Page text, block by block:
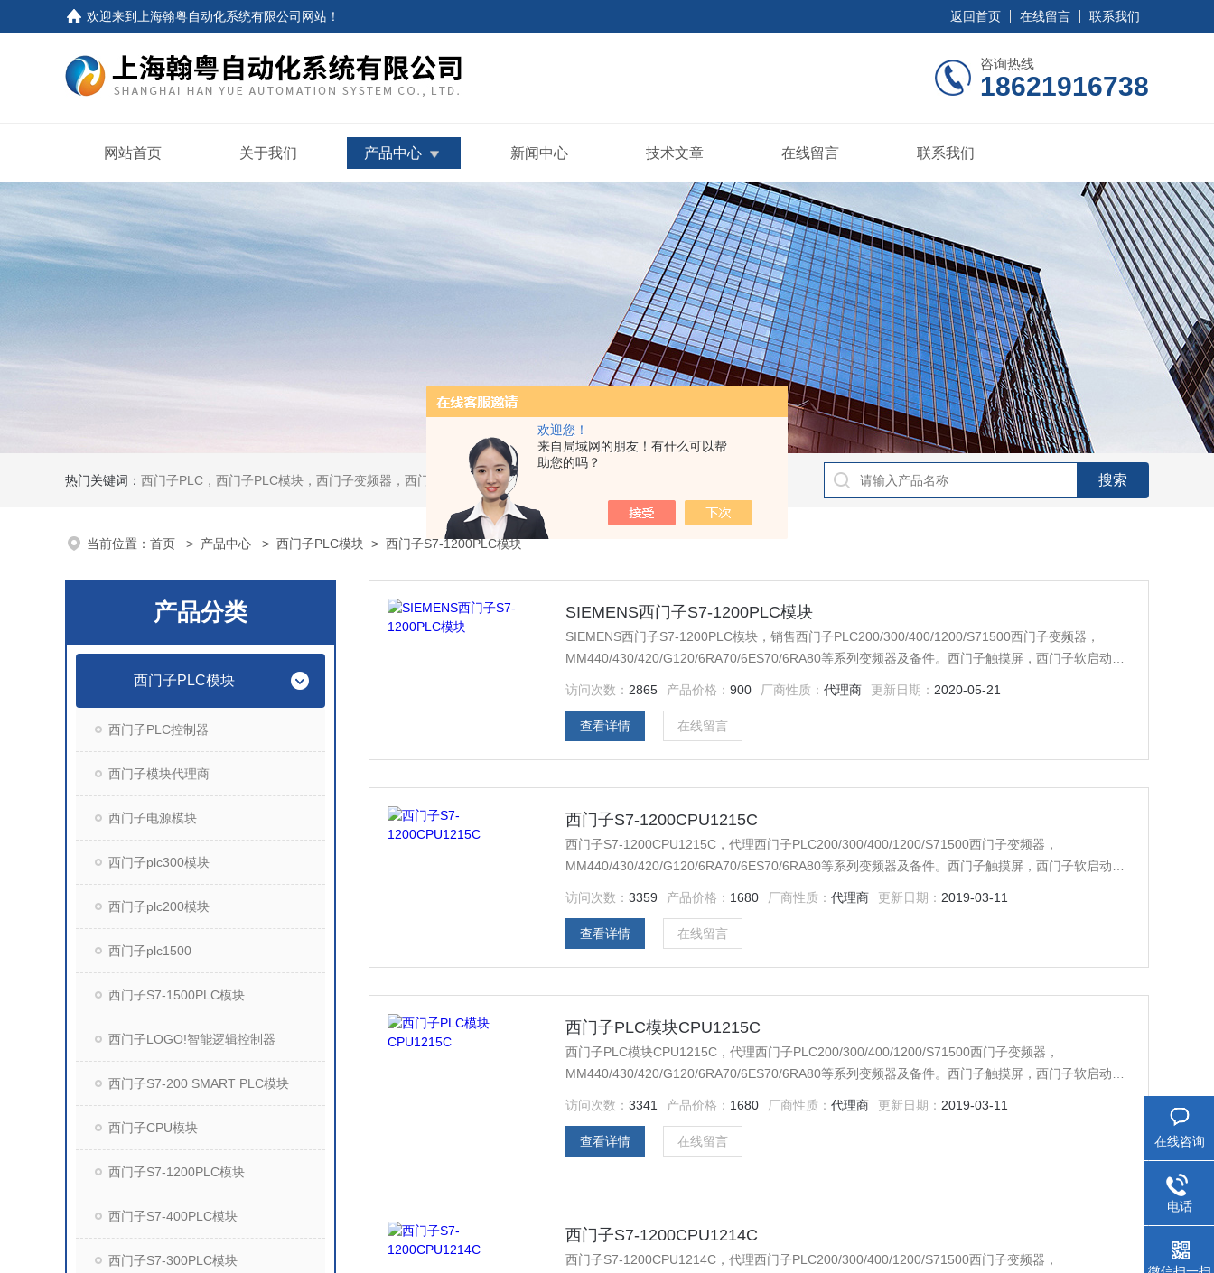
欢迎您！
来自局域网的朋友！有什么可以帮
助您的吗？
欢迎来到 上海翰粤自动化系统有限公司网站 ！ 返回首页 在线留言 联系我们
咨询热线
18621916738
网站首页 关于我们 产品中心 新闻中心 技术文章 在线留言 联系我们
热门关键词： 西门子PLC，西门子PLC模块，西门子变频器，西门子触摸屏，西门子软启动器，西门子DP总线电缆，西门子DP总线接头，西门子CP通讯网卡，西门子数控系统及停产备件
当前位置： 首页 > 产品中心 > 西门子PLC模块 > 西门子S7-1200PLC模块
产品分类
西门子PLC模块
西门子PLC控制器
西门子模块代理商
西门子电源模块
西门子plc300模块
西门子plc200模块
西门子plc1500
西门子S7-1500PLC模块
西门子LOGO!智能逻辑控制器
西门子S7-200 SMART PLC模块
西门子CPU模块
西门子S7-1200PLC模块
西门子S7-400PLC模块
西门子S7-300PLC模块
SIEMENS西门子S7-1200PLC模块
SIEMENS西门子S7-1200PLC模块，销售西门子PLC200/300/400/1200/S71500西门子变频器，
MM440/430/420/G120/6RA70/6ES70/6RA80等系列变频器及备件。西门子触摸屏，西门子软启动
访问次数： 2865 产品价格：900 厂商性质：代理商 更新日期： 2020-05-21
查看详情 在线留言
西门子S7-1200CPU1215C
西门子S7-1200CPU1215C，代理西门子PLC200/300/400/1200/S71500西门子变频器，
MM440/430/420/G120/6RA70/6ES70/6RA80等系列变频器及备件。西门子触摸屏，西门子软启动
访问次数：3359 产品价格： 1680 厂商性质：代理商 更新日期： 2019-03-11
查看详情 在线留言
西门子PLC模块CPU1215C
西门子PLC模块CPU1215C，代理西门子PLC200/300/400/1200/S71500西门子变频器，
MM440/430/420/G120/6RA70/6ES70/6RA80等系列变频器及备件。西门子触摸屏，西门子软启动
访问次数：3341 产品价格： 1680 厂商性质：代理商 更新日期： 2019-03-11
查看详情 在线留言
西门子S7-1200CPU1214C
西门子S7-1200CPU1214C，代理西门子PLC200/300/400/1200/S71500西门子变频器，
在线咨询
电话